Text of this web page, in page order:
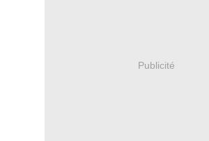
Publicité